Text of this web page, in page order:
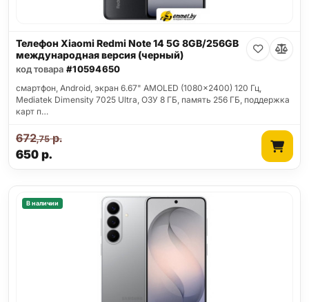
Телефон Xiaomi Redmi Note 14 5G 8GB/256GB
международная версия (черный)
код товара #10594650
смартфон, Android, экран 6.67" AMOLED (1080x2400) 120 Гц,
Mediatek Dimensity 7025 Ultra, ОЗУ 8 ГБ, память 256 ГБ, поддержка
карт п…
650р.
672,75р.
В наличии